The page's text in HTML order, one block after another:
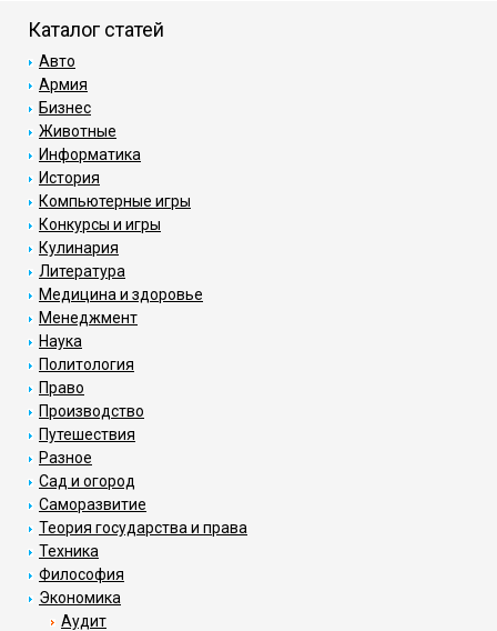
Каталог статей
Авто
Армия
Бизнес
Животные
Информатика
История
Компьютерные игры
Конкурсы и игры
Кулинария
Литература
Медицина и здоровье
Менеджмент
Наука
Политология
Право
Производство
Путешествия
Разное
Сад и огород
Саморазвитие
Теория государства и права
Техника
Философия
Экономика
Аудит